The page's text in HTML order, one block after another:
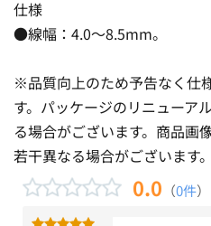
仕様
●線幅：4.0〜8.5mm。
※品質向上のため予告なく仕
す。パッケージのリニューア
る場合がございます。商品画
若干異なる場合がございます。
0.0 （0件）